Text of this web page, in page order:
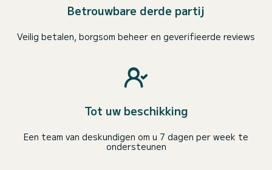
Betrouwbare derde partij
Veilig betalen, borgsom beheer en geverifieerde reviews
Tot uw beschikking
Een team van deskundigen om u 7 dagen per week te
ondersteunen